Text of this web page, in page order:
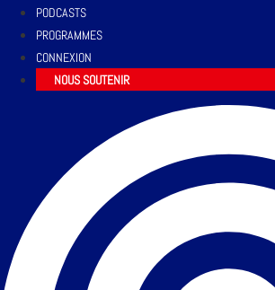
PODCASTS
PROGRAMMES
CONNEXION
NOUS SOUTENIR